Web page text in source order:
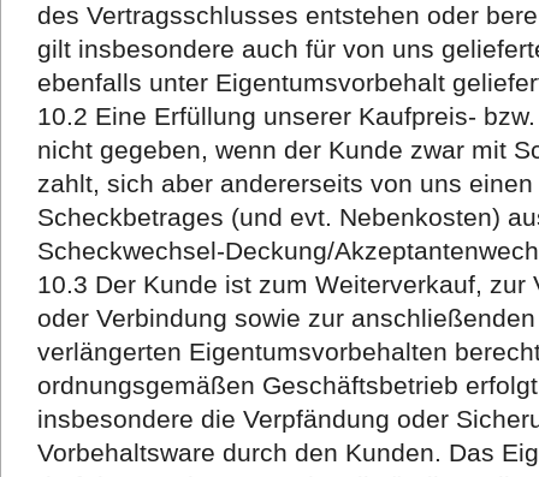
des Vertragsschlusses entstehen oder
gilt insbesondere auch für von uns
ebenfalls unter Eigentumsvorbehalt
10.2 Eine Erfüllung unserer Kaufpreis-
nicht gegeben, wenn der Kunde zwar mit
zahlt, sich aber andererseits von uns
Scheckbetrages (und evt. Nebenkosten)
Scheckwechsel-Deckung/
10.3 Der Kunde ist zum Weiterverkauf, zur
oder Verbindung sowie zur
verlängerten Eigentumsvorbehalten
ordnungsgemäßen Geschäftsbetrieb
insbesondere die Verpfändung oder
Vorbehaltsware durch den Kunden. Das